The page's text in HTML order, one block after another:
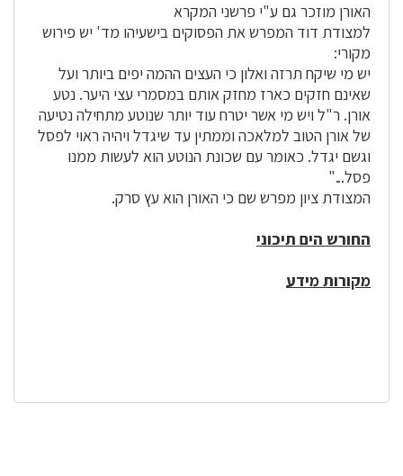
האורן מוזכר גם ע"י פרשני המקרא
למצודת דוד המפרש את הפסוקים בישעיהו מד' יש פירוש
מקורי:
יש מי שיקח תרזה ואלון כי העצים ההמה יפים ביותר ועל
שאינם חזקים כארז מחזק אותם במסמרי עצי היער. נטע
אורן. ר"ל ויש מי אשר יטרח עוד יותר שנוטע מתחילה נטיעה
של אורן הטוב למלאכה וממתין עד שיגדל ויהיה ראוי לפסל
וגשם יגדל. כאומר עם שכונת הנוטע הוא לעשות ממנו
פסל..."
המצודת ציון מפרש שם כי האורן הוא עץ סרק.
החורש הים תיכוני
מקורות מידע